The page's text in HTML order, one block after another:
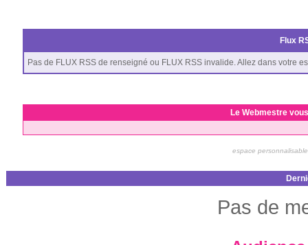
Flux
Pas de FLUX RSS de renseigné ou FLUX RSS invalide. Allez dans votre
Le Webmestre
espace
Pas de